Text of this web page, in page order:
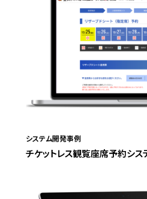
システム開発事例
チケットレス観覧座席予約シス